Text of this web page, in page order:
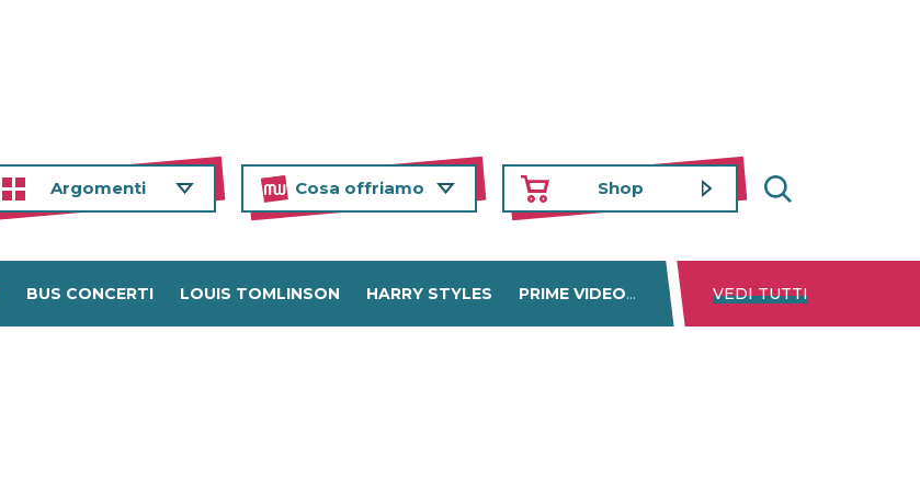
Argomenti Cosa offriamo Shop
BUS CONCERTI LOUIS TOMLINSON HARRY STYLES PRIME VIDEO DISNEY+ NETFLIX
VEDI TUTTI